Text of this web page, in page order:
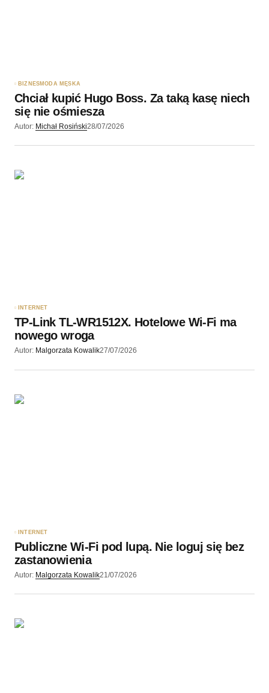
BIZNESMODA MĘSKA
Chciał kupić Hugo Boss. Za taką kasę niech
się nie ośmiesza
Autor: Michał Rosiński28/07/2026
INTERNET
TP-Link TL-WR1512X. Hotelowe Wi-Fi ma
nowego wroga
Autor: Malgorzata Kowalik27/07/2026
INTERNET
Publiczne Wi-Fi pod lupą. Nie loguj się bez
zastanowienia
Autor: Malgorzata Kowalik21/07/2026